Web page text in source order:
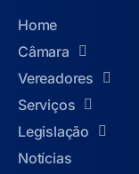
Home
Câmara
Vereadores
Serviços
Legislação
Notícias